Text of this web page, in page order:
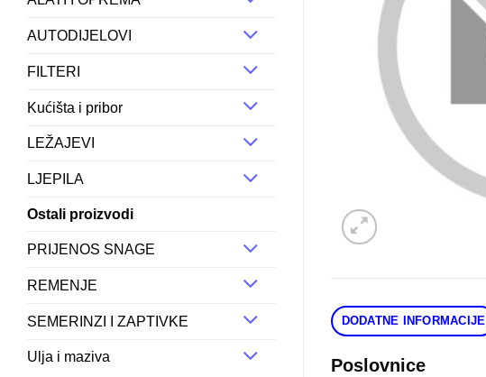
AUTODIJELOVI
FILTERI
Kućišta i pribor
LEŽAJEVI
LJEPILA
Ostali proizvodi
PRIJENOS SNAGE
REMENJE
SEMERINZI I ZAPTIVKE
Ulja i maziva
DODATNE INFORMACIJE
Poslovnice